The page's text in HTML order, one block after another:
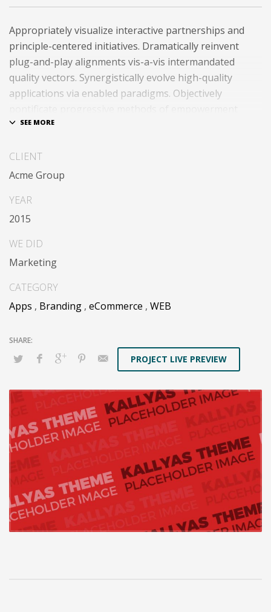
Appropriately visualize interactive partnerships and
principle-centered initiatives. Dramatically reinvent
plug-and-play alignments vis-a-vis intermandated
quality vectors. Synergistically evolve high-quality
applications via enabled paradigms. Objectively
through empowered action items. Rapidiously expedite
platforms.
CLIENT
Acme Group
YEAR
2015
WE DID
Marketing
CATEGORY
Apps , Branding , eCommerce , WEB
PROJECT LIVE PREVIEW